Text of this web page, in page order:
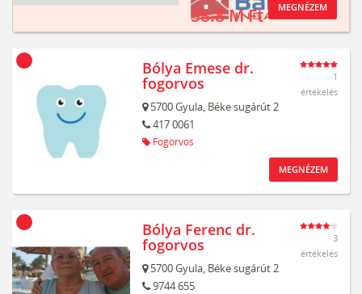
38.8 M Ft MEGNÉZEM
Bólya Emese dr.
fogorvos
5700Gyula, Béke sugárút 2
417 0061
Fogorvos
1
értékelés
MEGNÉZEM
Bólya Ferenc dr.
fogorvos
5700Gyula, Béke sugárút 2
9744 655
3
értékelés